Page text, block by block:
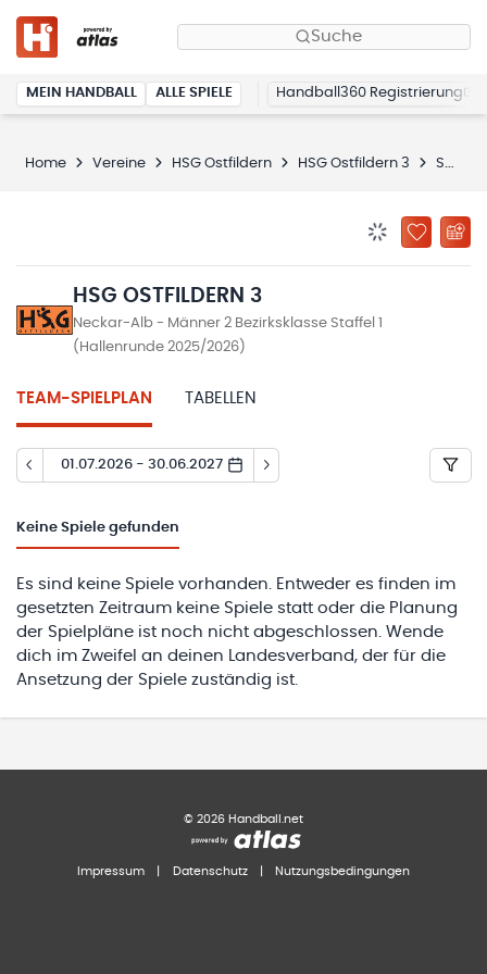
Suche
MEIN HANDBALL ALLE SPIELE Handball360 Registrierung
Home Vereine HSG Ostfildern HSG Ostfildern 3 Spielplan
ZU
HSG OSTFILDERN 3
Neckar-Alb - Männer 2 Bezirksklasse Staffel 1
(Hallenrunde 2025/2026)
TEAM-SPIELPLAN TABELLEN
01.07.2026 - 30.06.2027
Keine Spiele gefunden
Es sind keine Spiele vorhanden. Entweder es finden im
gesetzten Zeitraum keine Spiele statt oder die Planung
der Spielpläne ist noch nicht abgeschlossen. Wende
dich im Zweifel an deinen Landesverband, der für die
Ansetzung der Spiele zuständig ist.
© 2026 Handball.net
Impressum Datenschutz Nutzungsbedingungen